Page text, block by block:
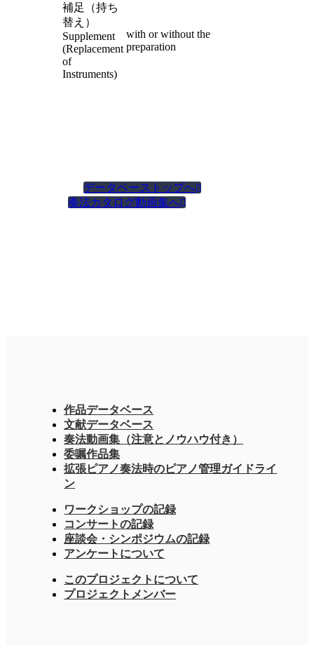
補足（持ち
替え）
Supplement
(Replacement
of
Instruments)
with or without the
preparation
データベーストップへ
奏法カタログ動画集へ
作品データベース
文献データベース
奏法動画集（注意とノウハウ付き）
委嘱作品集
拡張ピアノ奏法時のピアノ管理ガイドライ
ン
ワークショップの記録
コンサートの記録
座談会・シンポジウムの記録
アンケートについて
このプロジェクトについて
プロジェクトメンバー